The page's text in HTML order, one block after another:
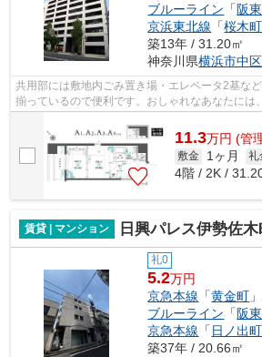
ブルーライン 「 阪
京浜東北線 「桜木町
築13年 / 31.20㎡
神奈川県横浜市中区
共用部には敷地内ごみ置き場・エレベータ2基な
揃っているので便利です。おしゃれなあなたには
ョンがおすすめです。こちらはマンショ...
11.3万円 (管
敷金 1ヶ月 礼
4階 / 2K /
賃貸 | マンション 日興パレス伊勢佐
礼0
5.2万円
京急本線 「黄金町
ブルーライン 「 阪
京急本線 「 日ノ出町
築37年 / 20.66㎡